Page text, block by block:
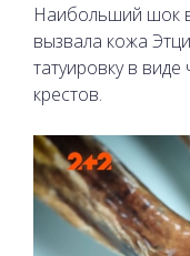
Наибольший шок
вызвала кожа
татуировку в
крестов.